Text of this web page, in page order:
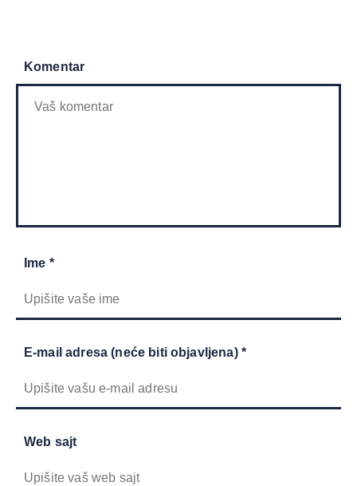
Komentar
Ime *
E-mail adresa (neće biti objavljena) *
Web sajt